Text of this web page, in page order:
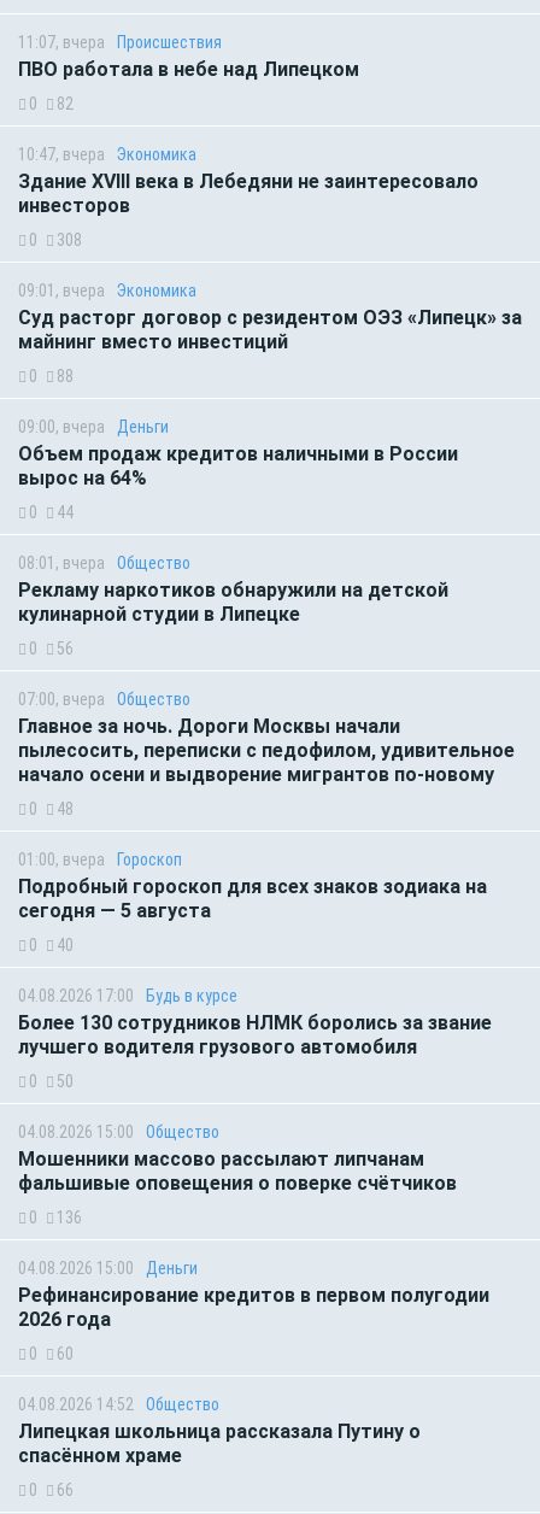
11:07, вчера Происшествия
ПВО работала в небе над Липецком
0 82
10:47, вчера Экономика
Здание XVIII века в Лебедяни не заинтересовало
инвесторов
0 308
09:01, вчера Экономика
Суд расторг договор с резидентом ОЭЗ «Липецк» за
майнинг вместо инвестиций
0 88
09:00, вчера Деньги
Объем продаж кредитов наличными в России
вырос на 64%
0 44
08:01, вчера Общество
Рекламу наркотиков обнаружили на детской
кулинарной студии в Липецке
0 56
07:00, вчера Общество
Главное за ночь. Дороги Москвы начали
пылесосить, переписки с педофилом, удивительное
начало осени и выдворение мигрантов по-новому
0 48
01:00, вчера Гороскоп
Подробный гороскоп для всех знаков зодиака на
сегодня — 5 августа
0 40
04.08.2026 17:00 Будь в курсе
Более 130 сотрудников НЛМК боролись за звание
лучшего водителя грузового автомобиля
0 50
04.08.2026 15:00 Общество
Мошенники массово рассылают липчанам
фальшивые оповещения о поверке счётчиков
0 136
04.08.2026 15:00 Деньги
Рефинансирование кредитов в первом полугодии
2026 года
0 60
04.08.2026 14:52 Общество
Липецкая школьница рассказала Путину о
спасённом храме
0 66